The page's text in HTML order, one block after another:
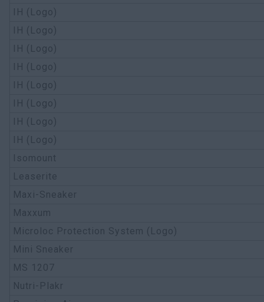
IH (Logo)
IH (Logo)
IH (Logo)
IH (Logo)
IH (Logo)
IH (Logo)
IH (Logo)
IH (Logo)
Isomount
Leaserite
Maxi-Sneaker
Maxxum
Microloc Protection System (Logo)
Mini Sneaker
MS 1207
Nutri-Plakr